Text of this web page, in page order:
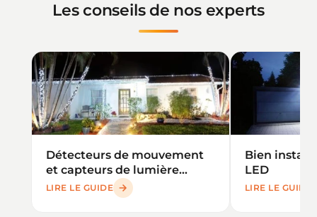
Les conseils de nos experts
Détecteurs de mouvement
et capteurs de lumière
contre le gaspillage
LIRE LE GUIDE
Bien
LED
LIRE LE GUIDE